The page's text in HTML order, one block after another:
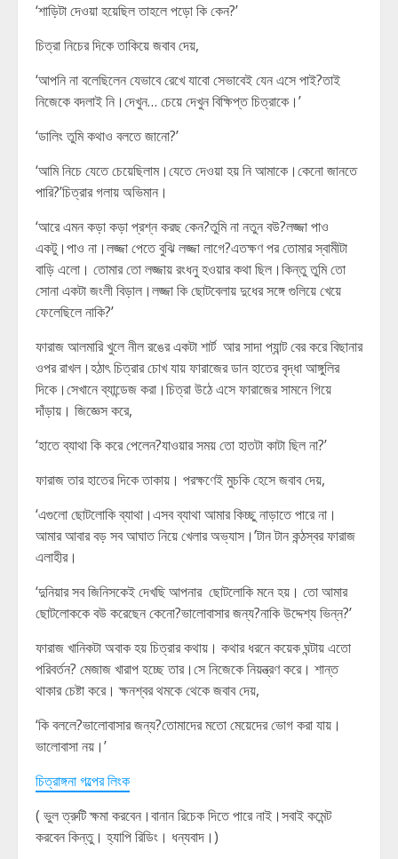
‘শাড়িটা দেওয়া হয়েছিল তাহলে পড়ো কি কেন?’
চিত্রা নিচের দিকে তাকিয়ে জবাব দেয়,
‘আপনি না বলেছিলেন যেভাবে রেখে যাবো সেভাবেই যেন এসে পাই?তাই
নিজেকে বদলাই নি।দেখুন… চেয়ে দেখুন বিক্ষিপ্ত চিত্রাকে।’
‘ডালিং তুমি কথাও বলতে জানো?’
‘আমি নিচে যেতে চেয়েছিলাম।যেতে দেওয়া হয় নি আমাকে।কেনো জানতে
পারি?’চিত্রার গলায় অভিমান।
‘আরে এমন কড়া কড়া প্রশ্ন করছ কেন?তুমি না নতুন বউ?লজ্জা পাও
একটু।পাও না।লজ্জা পেতে বুঝি লজ্জা লাগে?এতক্ষণ পর তোমার স্বামীটা
বাড়ি এলো। তোমার তো লজ্জায় রংধনু হওয়ার কথা ছিল।কিন্তু তুমি তো
সোনা একটা জংলী বিড়াল।লজ্জা কি ছোটবেলায় দুধের সঙ্গে গুলিয়ে খেয়ে
ফেলেছিলে নাকি?’
ফারাজ আলমারি খুলে নীল রঙের একটা শার্ট আর সাদা প্যান্ট বের করে বিছানার
ওপর রাখল।হঠাৎ চিত্রার চোখ যায় ফারাজের ডান হাতের বৃদ্ধা আঙ্গুলির
দিকে।সেখানে ব্যান্ডেজ করা।চিত্রা উঠে এসে ফারাজের সামনে গিয়ে
দাঁড়ায়। জিজ্ঞেস করে,
‘হাতে ব্যাথা কি করে পেলেন?যাওয়ার সময় তো হাতটা কাটা ছিল না?’
ফারাজ তার হাতের দিকে তাকায়। পরক্ষণেই মুচকি হেসে জবাব দেয়,
‘এগুলো ছোটলোকি ব্যাথা।এসব ব্যাথা আমার কিচ্ছু নাড়াতে পারে না।
আমার আবার বড় সব আঘাত নিয়ে খেলার অভ্যাস।’টান টান কন্ঠস্বর ফারাজ
এলাহীর।
‘দুনিয়ার সব জিনিসকেই দেখছি আপনার ছোটলোকি মনে হয়। তো আমার
ছোটলোককে বউ করেছেন কেনো?ভালোবাসার জন্য?নাকি উদ্দেশ্য ভিন্ন?’
ফারাজ খানিকটা অবাক হয় চিত্রার কথায়। কথার ধরনে কয়েক ঘন্টায় এতো
পরিবর্তন? মেজাজ খারাপ হচ্ছে তার।সে নিজেকে নিয়ন্ত্রণ করে। শান্ত
থাকার চেষ্টা করে। ক্ষনশ্বর থমকে থেকে জবাব দেয়,
‘কি বললে?ভালোবাসার জন্য?তোমাদের মতো মেয়েদের ভোগ করা যায়।
ভালোবাসা নয়।’
চিত্রাঙ্গনা গল্পের লিংক
( ভুল ত্রুটি ক্ষমা করবেন।বানান রিচেক দিতে পারে নাই।সবাই কমেন্ট
করবেন কিন্তু। হ্যাপি রিডিং। ধন্যবাদ।)